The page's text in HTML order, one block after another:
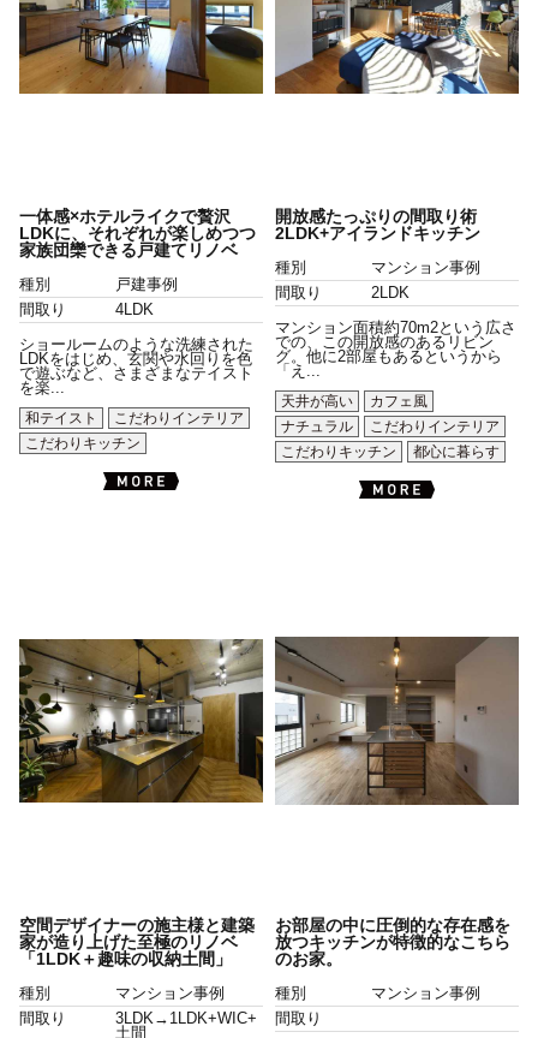
一体感×ホテルライクで贅沢
LDKに、それぞれが楽しめつつ
家族団欒できる戸建てリノベ
種別
戸建事例
間取り
4LDK
ショールームのような洗練された
LDKをはじめ、玄関や水回りを色
で遊ぶなど、さまざまなテイスト
を楽...
和テイスト
こだわりインテリア
こだわりキッチン
開放感たっぷりの間取り術
2LDK+アイランドキッチン
種別
マンション事例
間取り
2LDK
マンション面積約70m2という広さ
での、この開放感のあるリビン
グ。他に2部屋もあるというから
「え...
天井が高い
カフェ風
ナチュラル
こだわりインテリア
こだわりキッチン
都心に暮らす
空間デザイナーの施主様と建築
家が造り上げた至極のリノベ
「1LDK＋趣味の収納土間」
種別
マンション事例
間取り
3LDK→1LDK+WIC+
土間
お部屋の中に圧倒的な存在感を
放つキッチンが特徴的なこちら
のお家。
種別
マンション事例
間取り